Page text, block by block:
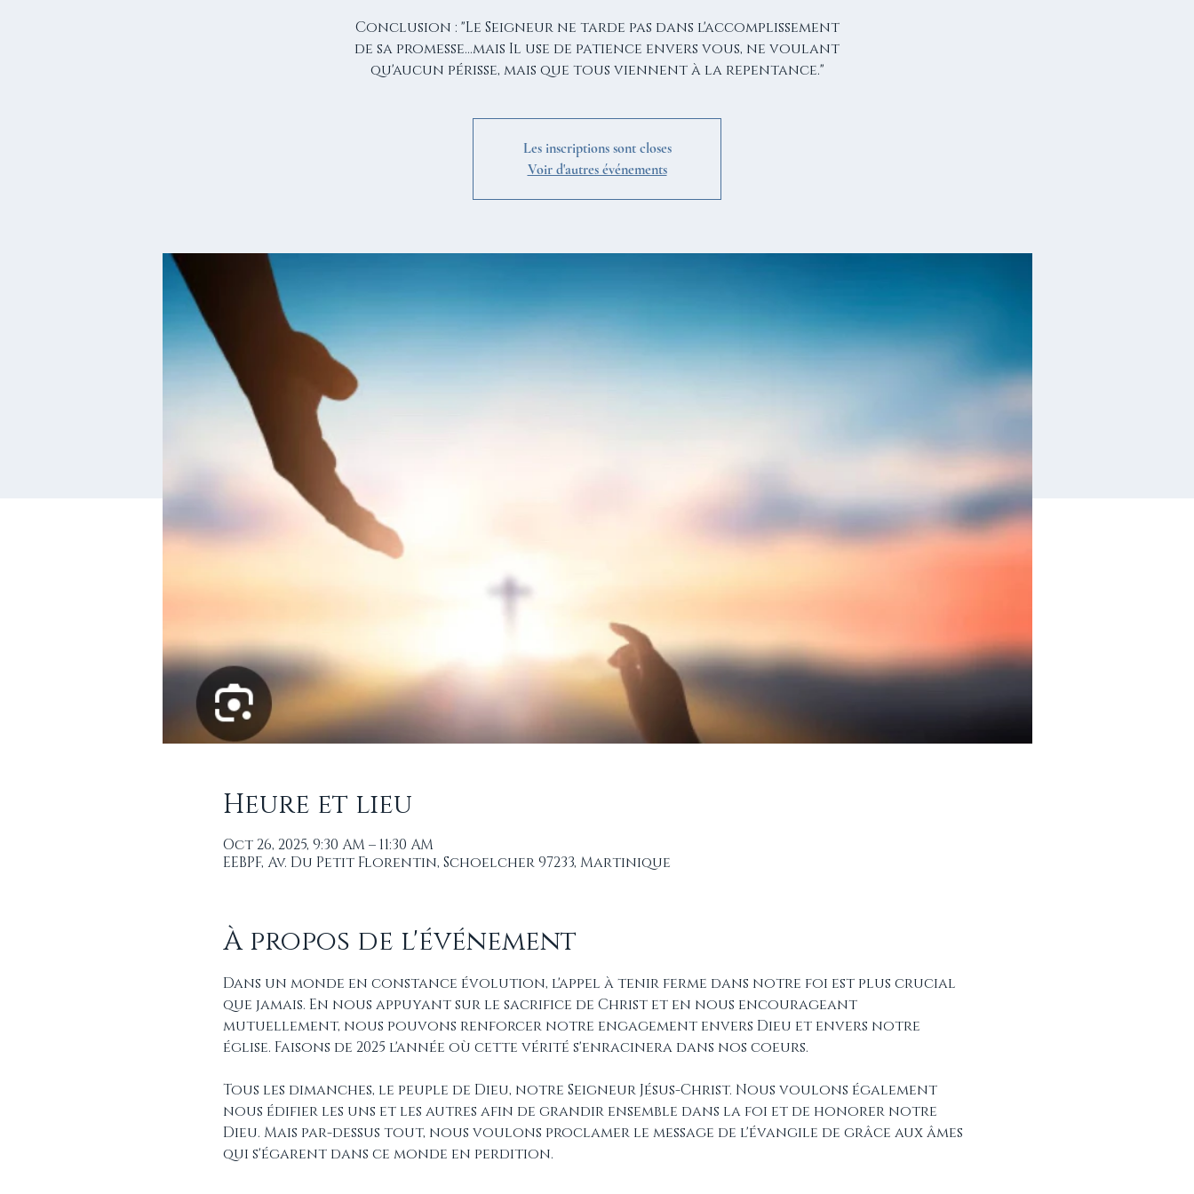
Conclusion : "Le Seigneur ne tarde pas dans l'accomplissement
de sa promesse...mais Il use de patience envers vous, ne voulant
qu'aucun périsse, mais que tous viennent à la repentance."
Les inscriptions sont closes
Voir d'autres événements
Heure et lieu
Oct 26, 2025, 9:30 AM – 11:30 AM
EEBPF, Av. Du Petit Florentin, Schoelcher 97233, Martinique
À propos de l'événement
Dans un monde en constance évolution, l'appel à tenir ferme dans notre foi est plus crucial
que jamais. En nous appuyant sur le sacrifice de Christ et en nous encourageant
mutuellement, nous pouvons renforcer notre engagement envers Dieu et envers notre
église. Faisons de 2025 l'année où cette vérité s'enracinera dans nos coeurs.
Tous les dimanches, le peuple de Dieu, notre Seigneur Jésus-Christ. Nous voulons également
nous édifier les uns et les autres afin de grandir ensemble dans la foi et de honorer notre
Dieu. Mais par-dessus tout, nous voulons proclamer le message de l'évangile de grâce aux âmes
qui s'égarent dans ce monde en perdition.